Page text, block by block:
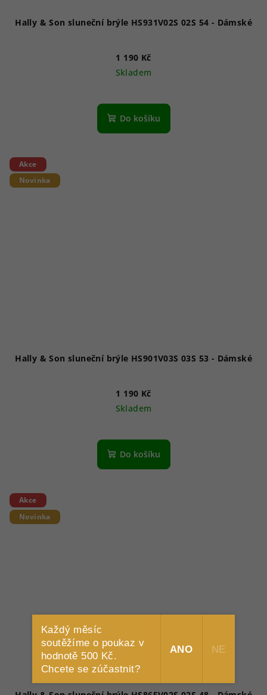
Hally & Son sluneční brýle HS931V02S 02S 54 - Dámské
1 190 Kč
Skladem
Do košíku
Akce
Novinka
Hally & Son sluneční brýle HS901V03S 03S 53 - Dámské
1 190 Kč
Skladem
Do košíku
Akce
Novinka
Každý měsíc
soutěžíme o poukaz v
hodnotě 500 Kč.
Chcete se zúčastnit?
ANO NE